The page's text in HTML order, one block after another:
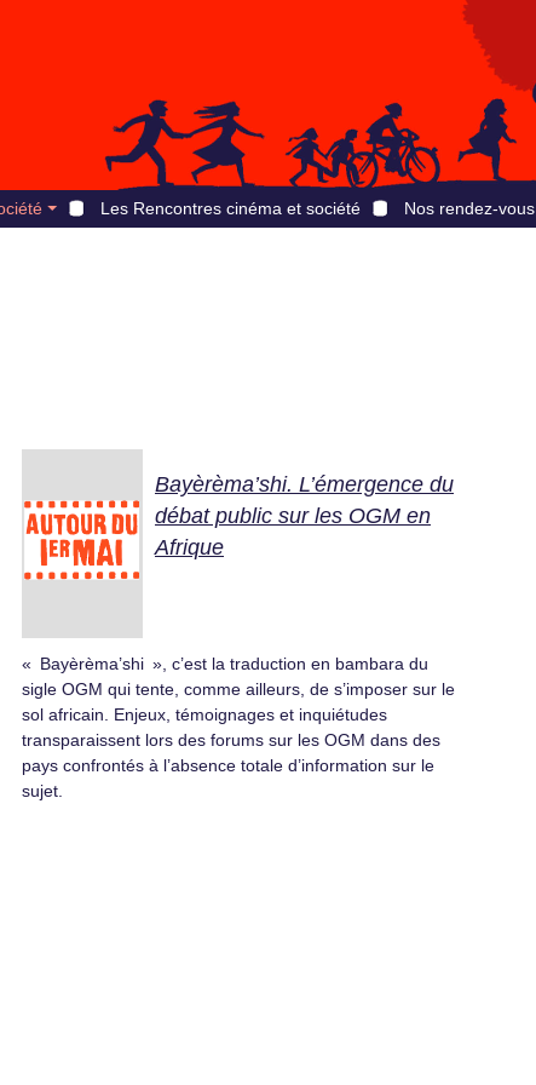
Les Rencontres cinéma et société Nos rendez-vous
Bayèrèma’shi. L’émergence du
débat public sur les OGM en
Afrique
« Bayèrèma’shi », c’est la traduction en bambara du
sigle OGM qui tente, comme ailleurs, de s’imposer sur le
sol africain. Enjeux, témoignages et inquiétudes
transparaissent lors des forums sur les OGM dans des
pays confrontés à l’absence totale d’information sur le
sujet.